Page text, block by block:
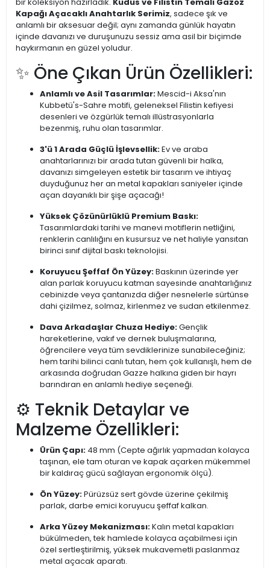
bir koleksiyon hazırladık. Kudüs ve Filistin Temalı Gazoz
Kapağı Açacaklı Anahtarlık Serimiz, sadece şık ve
anlamlı bir aksesuar değil; aynı zamanda günlük hayatın
içinde davanızı ve duruşunuzu sessiz ama asil bir biçimde
haykırmanın en güzel yoludur.
✨ Öne Çıkan Ürün Özellikleri:
Anlamlı ve Asil Tasarımlar:Mescid-i Aksa'nın
Kubbetü's-Sahre motifi, geleneksel Filistin kefiyesi
desenleri ve özgürlük temalı illüstrasyonlarla
bezenmiş, ruhu olan tasarımlar.
3'ü 1 Arada Güçlü İşlevsellik:Ev ve araba
anahtarlarınızı bir arada tutan güvenli bir halka,
davanızı simgeleyen estetik bir tasarım ve ihtiyaç
duyduğunuz her an metal kapakları saniyeler içinde
açan dayanıklı bir şişe açacağı!
Yüksek Çözünürlüklü Premium Baskı:
Tasarımlardaki tarihi ve manevi motiflerin netliğini,
renklerin canlılığını en kusursuz ve net haliyle yansıtan
birinci sınıf dijital baskı teknolojisi.
Koruyucu Şeffaf Ön Yüzey:Baskının üzerinde yer
alan parlak koruyucu katman sayesinde anahtarlığınız
cebinizde veya çantanızda diğer nesnelerle sürtünse
dahi çizilmez, solmaz, kirlenmez ve sudan etkilenmez.
Dava Arkadaşlar Chuza Hediye:Gençlik
hareketlerine, vakıf ve dernek buluşmalarına,
öğrencilere veya tüm sevdiklerinize sunabileceğiniz;
hem tarihi bilinci canlı tutan, hem çok kullanışlı, hem de
arkasında doğrudan Gazze halkına giden bir hayrı
barındıran en anlamlı hediye seçeneği.
⚙️ Teknik Detaylar ve
Malzeme Özellikleri:
Ürün Çapı: 48 mm (Cepte ağırlık yapmadan kolayca
taşınan, ele tam oturan ve kapak açarken mükemmel
bir kaldıraç gücü sağlayan ergonomik ölçü).
Ön Yüzey:Pürüzsüz sert gövde üzerine çekilmiş
parlak, darbe emici koruyucu şeffaf kalkan.
Arka Yüzey Mekanizması:Kalın metal kapakları
bükülmeden, tek hamlede kolayca açabilmesi için
özel sertleştirilmiş, yüksek mukavemetli paslanmaz
metal açacak aparatı.